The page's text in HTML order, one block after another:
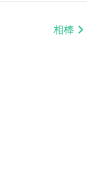
相棒